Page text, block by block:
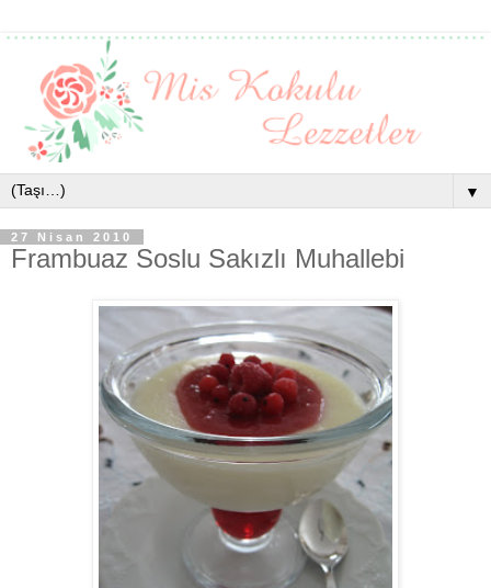
▼
27 Nisan 2010
Frambuaz Soslu Sakızlı Muhallebi